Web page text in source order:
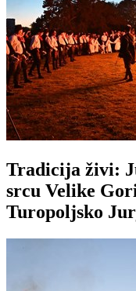
Tradicija živi:
srcu Velike
Turopoljsko